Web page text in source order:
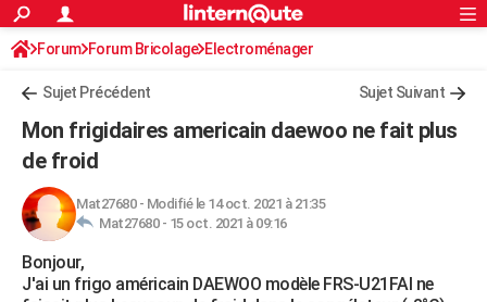
ACTUALITÉS
Politique
Société
Faits Divers
Education
Monde
Villes
+
Programme TV
TNTStreaming
Cinéma
Sorties cinéma
Musique
FINANCE
Retraite
Impôts
Epargne
Immobilier
Risques naturels par ville
Banque
Assurance
Crédit
AUTO
Essais
Réserver un essai
Citadines
Berlines
SUV
Forum auto
HIGH-TECH
Mobiles
Meilleur smartphone
Internet
Ordinateurs
Jeux vidéo
Guide high-tech
+BRICOLAGE
S'inscrire
Connexion
Forum Forum Bricolage Electroménager
Sujet Précédent Sujet Suivant
Mon frigidaires americain daewoo ne fait plus
de froid
Mat27680- Modifié le 14 oct. 2021 à 21:35
Mat27680 - 15 oct. 2021 à 09:16
Bonjour,
J'ai un frigo américain DAEWOO modèle FRS-U21FAI ne